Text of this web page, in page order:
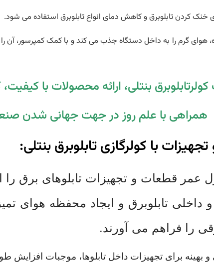
خنک کردن تابلوبرق و کاهش دمای انواع تابلوبرق استفاده می شود.
هوای گرم را به داخل دستگاه جذب می کند و با کمک کمپرسور، آن
بنتلی، ارائه محصولات با
همراهی با علم روز در جهت جهانی شدن
با کولرگازی تابلوبرق بنتلی:
عمر قطعات و تجهیزات تابلوهای برق
و داخلی تابلوبرق و ایجاد محفظه
را فراهم می آورند.
بهینه برای تجهیزات داخل تابلوها، موجبات افزایش